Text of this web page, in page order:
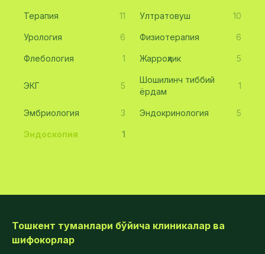
Терапия 11 Ултратовуш 10
Урология 6 Физиотерапия 6
Флебология 1 Жарроҳлик 5
ЭКГ 5
Шошилинч тиббий
ёрдам
1
Эмбриология 3 Эндокринология 5
Эндоскопия 1
Тошкент туманлари бўйича клиникалар ва
шифокорлар